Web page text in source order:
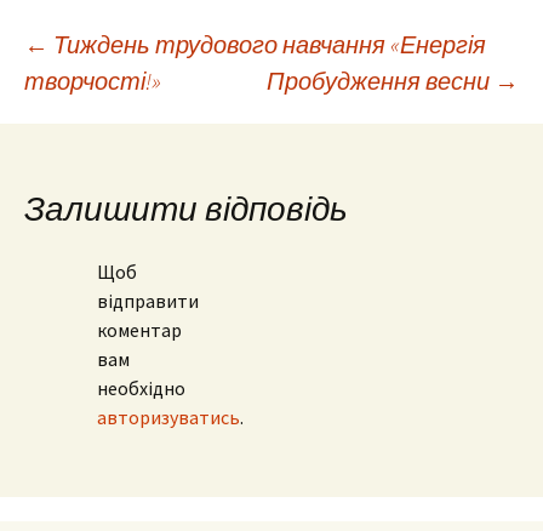
Навігація
по
запису
← Тиждень трудового навчання «Енергія
творчості!»
Пробудження весни →
Залишити відповідь
Щоб
відправити
коментар
вам
необхідно
авторизуватись.